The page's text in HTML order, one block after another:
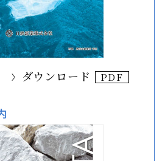
ダウンロード